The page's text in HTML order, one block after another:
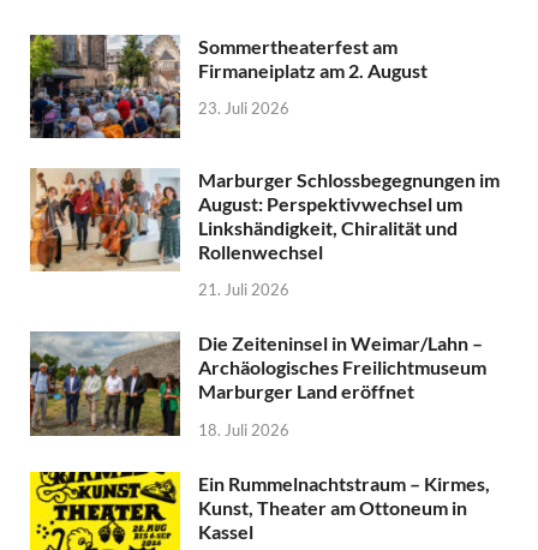
Sommertheaterfest am
Firmaneiplatz am 2. August
23. Juli 2026
Marburger Schlossbegegnungen im
August: Perspektivwechsel um
Linkshändigkeit, Chiralität und
Rollenwechsel
21. Juli 2026
Die Zeiteninsel in Weimar/Lahn –
Archäologisches Freilichtmuseum
Marburger Land eröffnet
18. Juli 2026
Ein Rummelnachtstraum – Kirmes,
Kunst, Theater am Ottoneum in
Kassel